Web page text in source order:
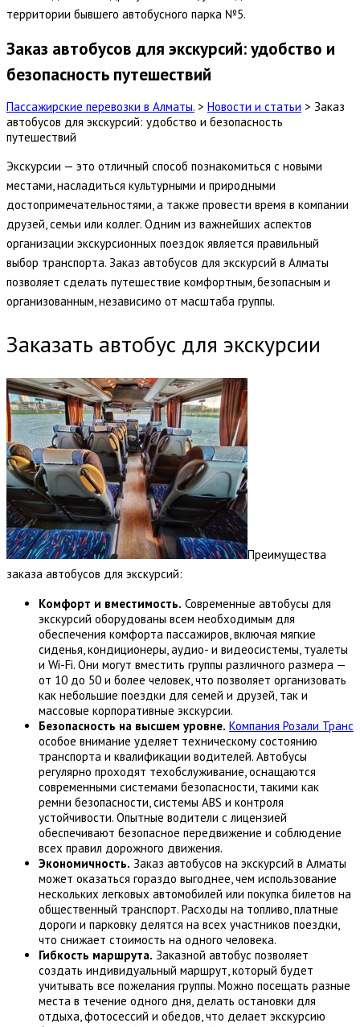
территории бывшего автобусного парка №5.
Заказ автобусов для экскурсий: удобство и
безопасность путешествий
Пассажирские перевозки в Алматы. > Новости и статьи > Заказ
автобусов для экскурсий: удобство и безопасность
путешествий
Экскурсии — это отличный способ познакомиться с новыми
местами, насладиться культурными и природными
достопримечательностями, а также провести время в компании
друзей, семьи или коллег. Одним из важнейших аспектов
организации экскурсионных поездок является правильный
выбор транспорта. Заказ автобусов для экскурсий в Алматы
позволяет сделать путешествие комфортным, безопасным и
организованным, независимо от масштаба группы.
Заказать автобус для экскурсии
Преимущества
заказа автобусов для экскурсий:
Комфорт и вместимость. Современные автобусы для
экскурсий оборудованы всем необходимым для
обеспечения комфорта пассажиров, включая мягкие
сиденья, кондиционеры, аудио- и видеосистемы, туалеты
и Wi-Fi. Они могут вместить группы различного размера —
от 10 до 50 и более человек, что позволяет организовать
как небольшие поездки для семей и друзей, так и
массовые корпоративные экскурсии.
Безопасность на высшем уровне. Компания Розали Транс
особое внимание уделяет техническому состоянию
транспорта и квалификации водителей. Автобусы
регулярно проходят техобслуживание, оснащаются
современными системами безопасности, такими как
ремни безопасности, системы ABS и контроля
устойчивости. Опытные водители с лицензией
обеспечивают безопасное передвижение и соблюдение
всех правил дорожного движения.
Экономичность. Заказ автобусов на экскурсий в Алматы
может оказаться гораздо выгоднее, чем использование
нескольких легковых автомобилей или покупка билетов на
общественный транспорт. Расходы на топливо, платные
дороги и парковку делятся на всех участников поездки,
что снижает стоимость на одного человека.
Гибкость маршрута. Заказной автобус позволяет
создать индивидуальный маршрут, который будет
учитывать все пожелания группы. Можно посещать разные
места в течение одного дня, делать остановки для
отдыха, фотосессий и обедов, что делает экскурсию